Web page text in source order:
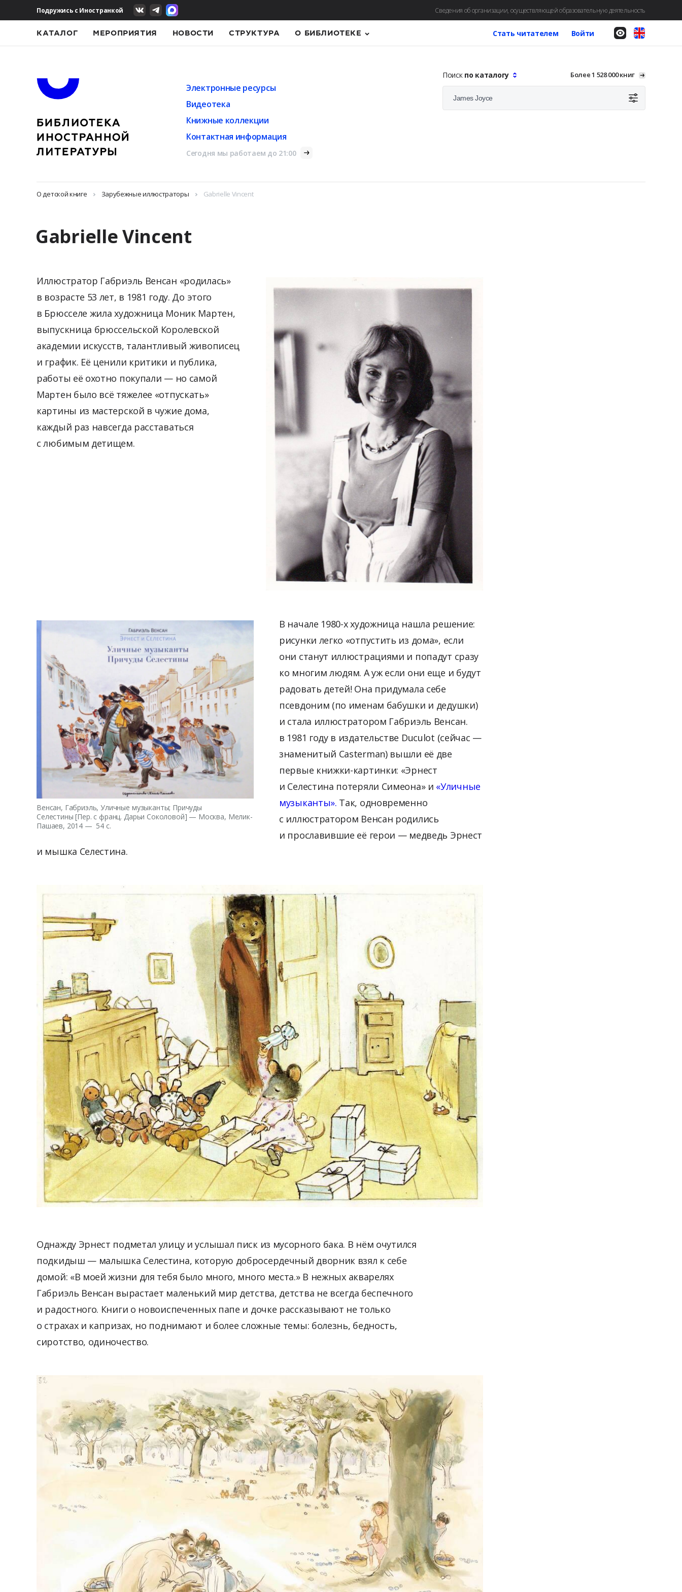
Подружись с Иностранкой Сведения об организации, осуществляющей образовательную деятельность
КАТАЛОГ МЕРОПРИЯТИЯ НОВОСТИ СТРУКТУРА О БИБЛИОТЕКЕ Стать читателем Войти
Электронные ресурсы
Видеотека
Книжные коллекции
Контактная информация
Сегодня мы работаем до 21:00
Поиск по каталогу Более 1 528 000 книг
О детской книге Зарубежные иллюстраторы Gabrielle Vincent
Gabrielle Vincent
Иллюстратор Габриэль Венсан «родилась»
в возрасте 53 лет, в 1981 году. До этого
в Брюсселе жила художница Моник Мартен,
выпускница брюссельской Королевской
академии искусств, талантливый живописец
и график. Её ценили критики и публика,
работы её охотно покупали — но самой
Мартен было всё тяжелее «отпускать»
картины из мастерской в чужие дома,
каждый раз навсегда расставаться
с любимым детищем.
Венсан, Габриэль, Уличные музыканты; Причуды
Селестины [Пер. с франц. Дарьи Соколовой] — Москва, Мелик-
Пашаев, 2014 — 54 с.
В начале 1980-х художница нашла решение:
рисунки легко «отпустить из дома», если
они станут иллюстрациями и попадут сразу
ко многим людям. А уж если они еще и будут
радовать детей! Она придумала себе
псевдоним (по именам бабушки и дедушки)
и стала иллюстратором Габриэль Венсан.
в 1981 году в издательстве Duculot (сейчас —
знаменитый Casterman) вышли её две
первые книжки-картинки: «Эрнест
и Селестина потеряли Симеона» и «Уличные
музыканты». Так, одновременно
с иллюстратором Венсан родились
и прославившие её герои — медведь Эрнест
и мышка Селестина.
Однажду Эрнест подметал улицу и услышал писк из мусорного бака. В нём очутился
подкидыш — малышка Селестина, которую добросердечный дворник взял к себе
домой: «В моей жизни для тебя было много, много места.» В нежных акварелях
Габриэль Венсан вырастает маленький мир детства, детства не всегда беспечного
и радостного. Книги о новоиспеченных папе и дочке рассказывают не только
о страхах и капризах, но поднимают и более сложные темы: болезнь, бедность,
сиротство, одиночество.